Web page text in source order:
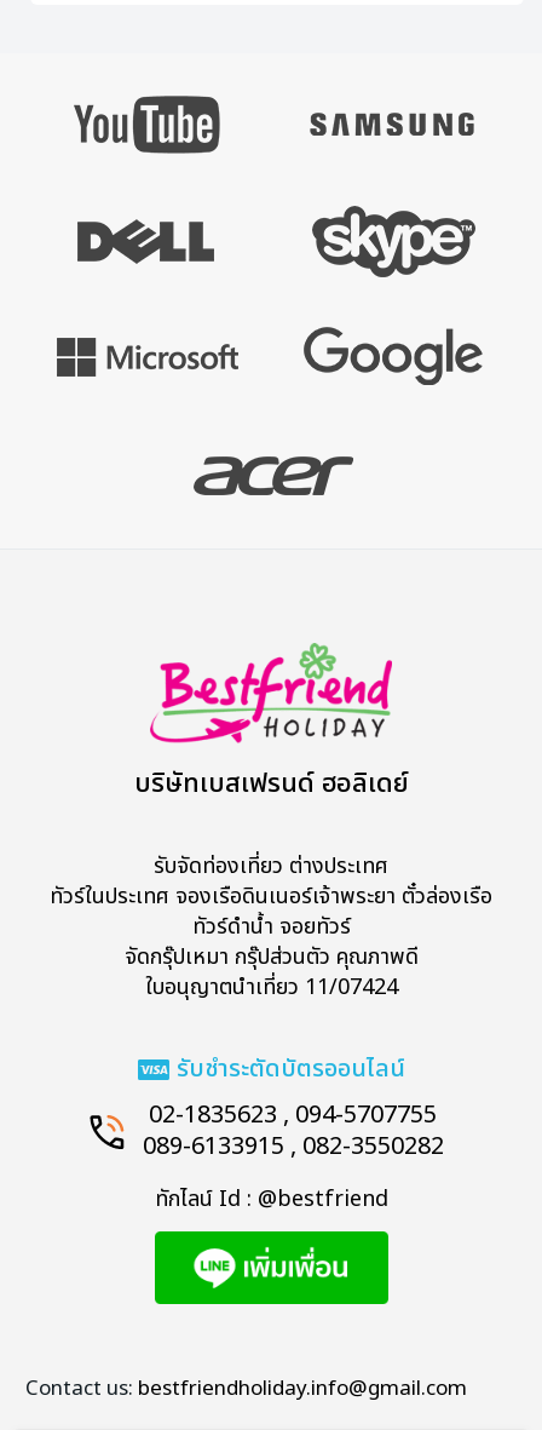
บริษัทเบสเฟรนด์ ฮอลิเดย์
รับจัดท่องเที่ยว ต่างประเทศ
ทัวร์ในประเทศ จองเรือดินเนอร์เจ้าพระยา ตั๋วล่องเรือ
ทัวร์ดำน้ำ จอยทัวร์
จัดกรุ๊ปเหมา กรุ๊ปส่วนตัว คุณภาพดี
ใบอนุญาตนำเที่ยว 11/07424
รับชำระตัดบัตรออนไลน์
02-1835623 , 094-5707755
089-6133915 , 082-3550282
ทักไลน์ Id : @bestfriend
Contact us: bestfriendholiday.info@gmail.com